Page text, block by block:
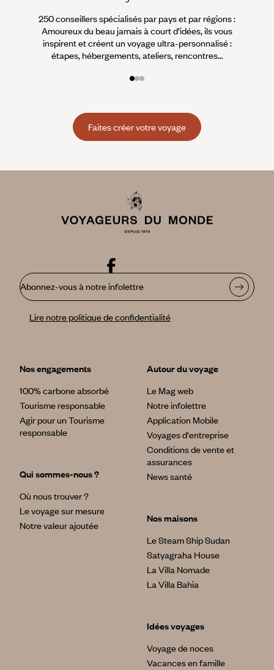
250 conseillers spécialisés par pays et par régions :
Amoureux du beau jamais à court d’idées, ils vous
inspirent et créent un voyage ultra-personnalisé :
étapes, hébergements, ateliers, rencontres…
Faites créer votre voyage
Abonnez-vous à notre infolettre
Lire notre politique de confidentialité
Nos engagements
100% carbone absorbé
Tourisme responsable
Agir pour un Tourisme
responsable
Qui sommes-nous ?
Où nous trouver ?
Le voyage sur mesure
Notre valeur ajoutée
Autour du voyage
Le Mag web
Notre infolettre
Application Mobile
Voyages d'entreprise
Conditions de vente et
assurances
News santé
Nos maisons
Le Steam Ship Sudan
Satyagraha House
La Villa Nomade
La Villa Bahia
Idées voyages
Voyage de noces
Vacances en famille